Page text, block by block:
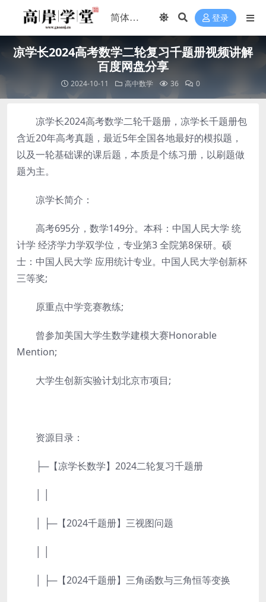
登录
凉学长2024高考数学二轮复习千题册视频讲解
百度网盘分享
2024-10-11 高中数学 36 0
凉学长2024高考数学二轮千题册，凉学长千题册包
含近20年高考真题，最近5年全国各地最好的模拟题，
以及一轮基础课的课后题，本质是个练习册，以刷题做
题为主。
凉学长简介：
高考695分，数学149分。本科：中国人民大学 统
计学 经济学力学双学位，专业第3 全院第8保研。硕
士：中国人民大学 应用统计专业。中国人民大学创新杯
三等奖;
原重点中学竞赛教练;
曾参加美国大学生数学建模大赛Honorable
Mention;
大学生创新实验计划北京市项目;
资源目录：
├─【凉学长数学】2024二轮复习千题册
│ ├─【2024千题册】三视图问题
│ ├─【2024千题册】三角函数与三角恒等变换